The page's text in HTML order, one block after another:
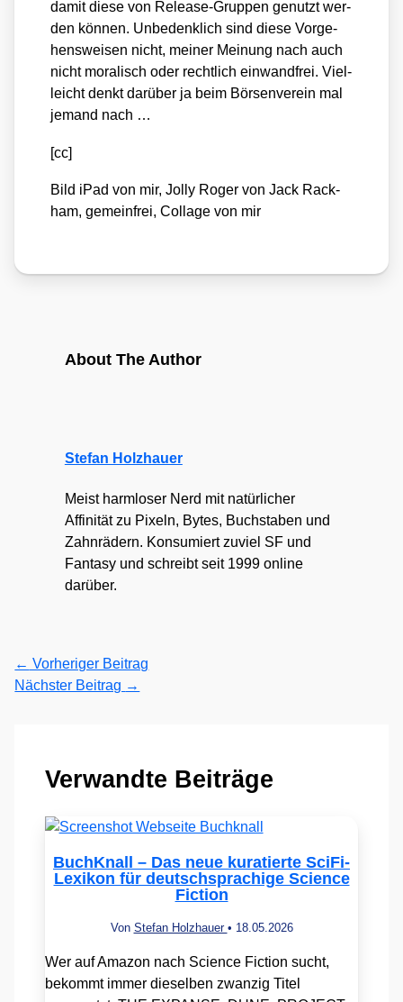
damit die­se von Release-Grup­pen genutzt wer­
den kön­nen. Unbe­denk­lich sind die­se Vor­ge­
hens­wei­sen nicht, mei­ner Mei­nung nach auch
nicht mora­lisch oder recht­lich ein­wand­frei. Viel­
leicht denkt dar­über ja beim Bör­sen­ver­ein mal
jemand nach …
[cc]
Bild iPad von mir, Jol­ly Roger von Jack Rack­
ham, gemein­frei, Col­la­ge von mir
About The Author
Stefan Holzhauer
Meist harmloser Nerd mit natürlicher
Affinität zu Pixeln, Bytes, Buchstaben und
Zahnrädern. Konsumiert zuviel SF und
Fantasy und schreibt seit 1999 online
darüber.
← Vorheriger Beitrag
Nächster Beitrag →
Verwandte Beiträge
BuchKnall – Das neue kuratierte SciFi-
Lexikon für deutschsprachige Science
Fiction
Von Stefan Holzhauer • 18.05.2026
Wer auf Amazon nach Science Fiction sucht,
bekommt immer dieselben zwanzig Titel